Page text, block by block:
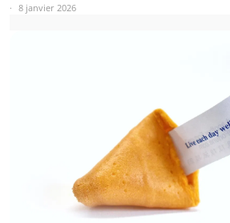
8 janvier 2026